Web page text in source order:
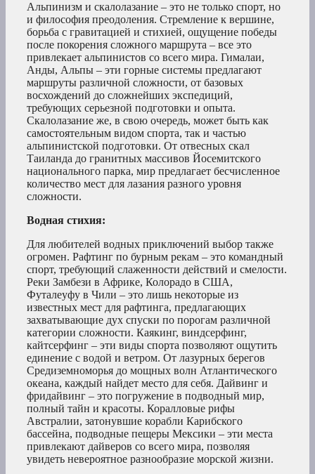
Альпинизм и скалолазание – это не только спорт, но
и философия преодоления. Стремление к вершине,
борьба с гравитацией и стихией, ощущение победы
после покорения сложного маршрута – все это
привлекает альпинистов со всего мира. Гималаи,
Анды, Альпы – эти горные системы предлагают
маршруты различной сложности, от базовых
восхождений до сложнейших экспедиций,
требующих серьезной подготовки и опыта.
Скалолазание же, в свою очередь, может быть как
самостоятельным видом спорта, так и частью
альпинистской подготовки. От отвесных скал
Таиланда до гранитных массивов Йосемитского
национального парка, мир предлагает бесчисленное
количество мест для лазания разного уровня
сложности.
Водная стихия:
Для любителей водных приключений выбор также
огромен. Рафтинг по бурным рекам – это командный
спорт, требующий слаженности действий и смелости.
Реки Замбези в Африке, Колорадо в США,
Футалеуфу в Чили – это лишь некоторые из
известных мест для рафтинга, предлагающих
захватывающие дух спуски по порогам различной
категории сложности. Каякинг, виндсерфинг,
кайтсерфинг – эти виды спорта позволяют ощутить
единение с водой и ветром. От лазурных берегов
Средиземноморья до мощных волн Атлантического
океана, каждый найдет место для себя. Дайвинг и
фридайвинг – это погружение в подводный мир,
полный тайн и красоты. Коралловые рифы
Австралии, затонувшие корабли Карибского
бассейна, подводные пещеры Мексики – эти места
привлекают дайверов со всего мира, позволяя
увидеть невероятное разнообразие морской жизни.